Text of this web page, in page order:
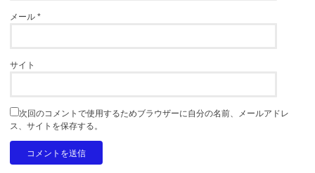
メール*
サイト
次回のコメントで使用するためブラウザーに自分の名前、メールアドレ
ス、サイトを保存する。